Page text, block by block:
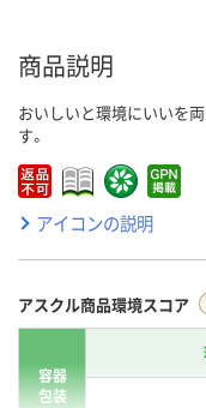
商品説明
おいしいと環境にいいを
す。
アイコンの説明
アスクル商品環境スコア
容器
包装